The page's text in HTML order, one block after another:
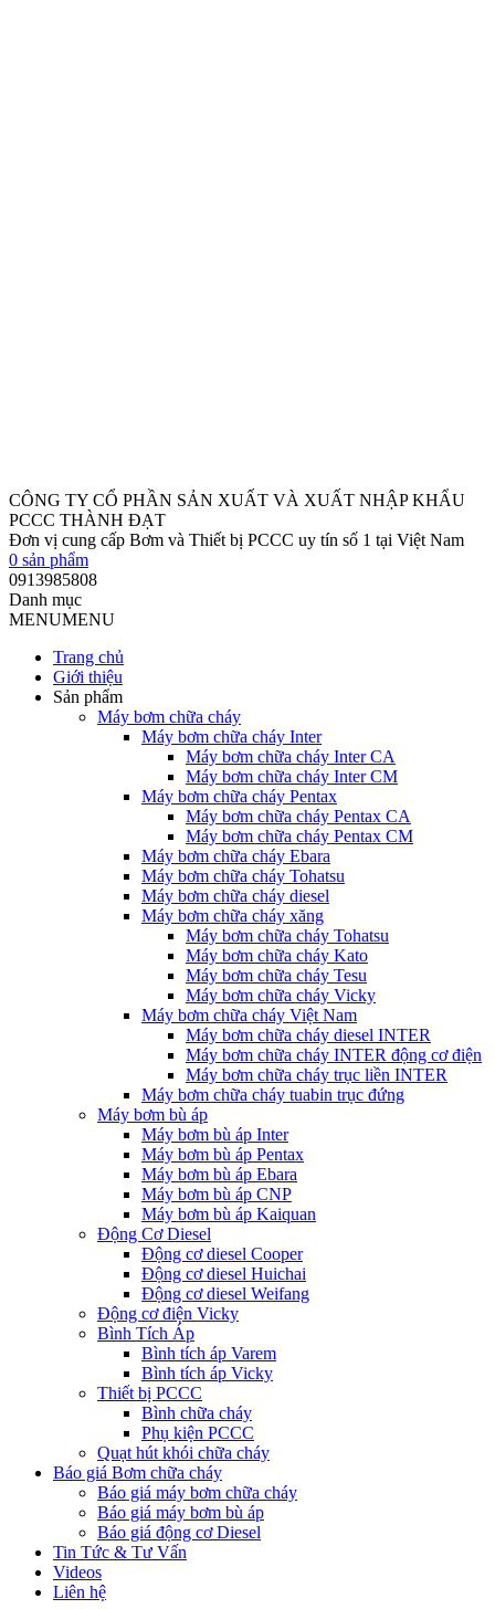
CÔNG TY CỔ PHẦN SẢN XUẤT VÀ XUẤT NHẬP KHẨU
PCCC THÀNH ĐẠT
Đơn vị cung cấp Bơm và Thiết bị PCCC uy tín số 1 tại Việt Nam
0 sản phẩm
0913985808
Danh mục
MENUMENU
Trang chủ
Giới thiệu
Sản phẩm
Máy bơm chữa cháy
Máy bơm chữa cháy Inter
Máy bơm chữa cháy Inter CA
Máy bơm chữa cháy Inter CM
Máy bơm chữa cháy Pentax
Máy bơm chữa cháy Pentax CA
Máy bơm chữa cháy Pentax CM
Máy bơm chữa cháy Ebara
Máy bơm chữa cháy Tohatsu
Máy bơm chữa cháy diesel
Máy bơm chữa cháy xăng
Máy bơm chữa cháy Tohatsu
Máy bơm chữa cháy Kato
Máy bơm chữa cháy Tesu
Máy bơm chữa cháy Vicky
Máy bơm chữa cháy Việt Nam
Máy bơm chữa cháy diesel INTER
Máy bơm chữa cháy INTER động cơ điện
Máy bơm chữa cháy trục liền INTER
Máy bơm chữa cháy tuabin trục đứng
Máy bơm bù áp
Máy bơm bù áp Inter
Máy bơm bù áp Pentax
Máy bơm bù áp Ebara
Máy bơm bù áp CNP
Máy bơm bù áp Kaiquan
Động Cơ Diesel
Động cơ diesel Cooper
Động cơ diesel Huichai
Động cơ diesel Weifang
Động cơ điện Vicky
Bình Tích Áp
Bình tích áp Varem
Bình tích áp Vicky
Thiết bị PCCC
Bình chữa cháy
Phụ kiện PCCC
Quạt hút khói chữa cháy
Báo giá Bơm chữa cháy
Báo giá máy bơm chữa cháy
Báo giá máy bơm bù áp
Báo giá động cơ Diesel
Tin Tức & Tư Vấn
Videos
Liên hệ